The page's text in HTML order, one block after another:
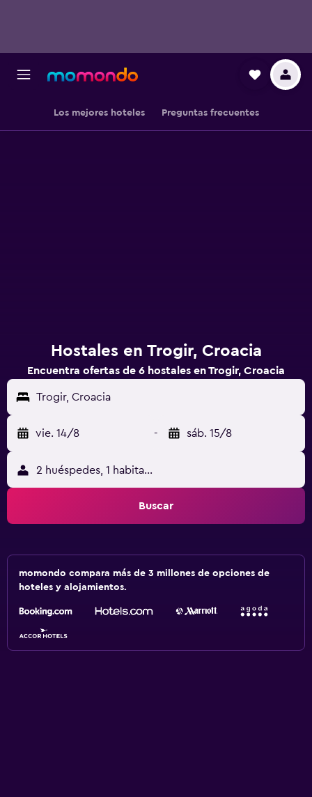
Los mejores hoteles Preguntas frecuentes
Hostales en Trogir, Croacia
Encuentra ofertas de 6 hostales en Trogir, Croacia
Trogir, Croacia
vie. 14/8 - sáb. 15/8
2 huéspedes, 1 habitación
Buscar
momondo compara más de 3 millones de opciones de
hoteles y alojamientos.